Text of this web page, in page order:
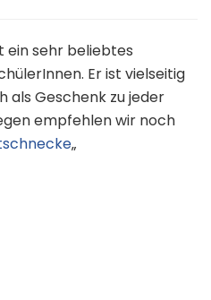
ein sehr beliebtes
Er ist vielseitig
als Geschenk zu jeder
empfehlen wir noch
„